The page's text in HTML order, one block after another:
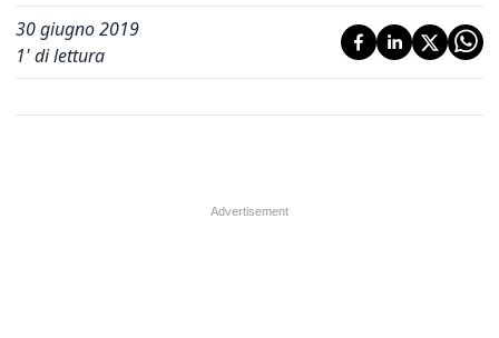
30 giugno 2019
1' di lettura